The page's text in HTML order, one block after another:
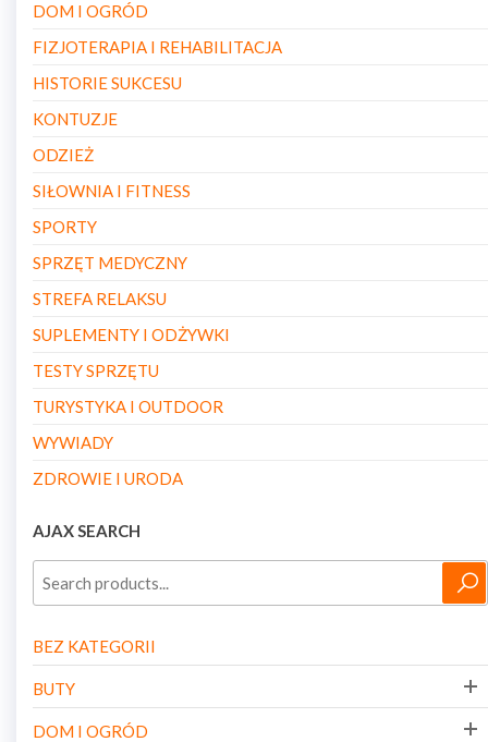
DOM I OGRÓD
FIZJOTERAPIA I REHABILITACJA
HISTORIE SUKCESU
KONTUZJE
ODZIEŻ
SIŁOWNIA I FITNESS
SPORTY
SPRZĘT MEDYCZNY
STREFA RELAKSU
SUPLEMENTY I ODŻYWKI
TESTY SPRZĘTU
TURYSTYKA I OUTDOOR
WYWIADY
ZDROWIE I URODA
AJAX SEARCH
BEZ KATEGORII
BUTY
DOM I OGRÓD